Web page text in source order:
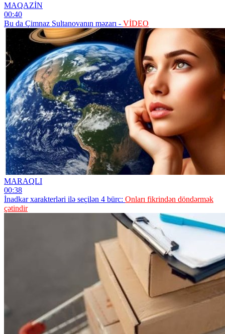
MAQAZİN
00:40
Bu da Çimnaz Sultanovanın məzarı - VİDEO
MARAQLI
00:38
İnadkar xarakterləri ilə seçilən 4 bürc: Onları fikrindən döndərmək
çətindir